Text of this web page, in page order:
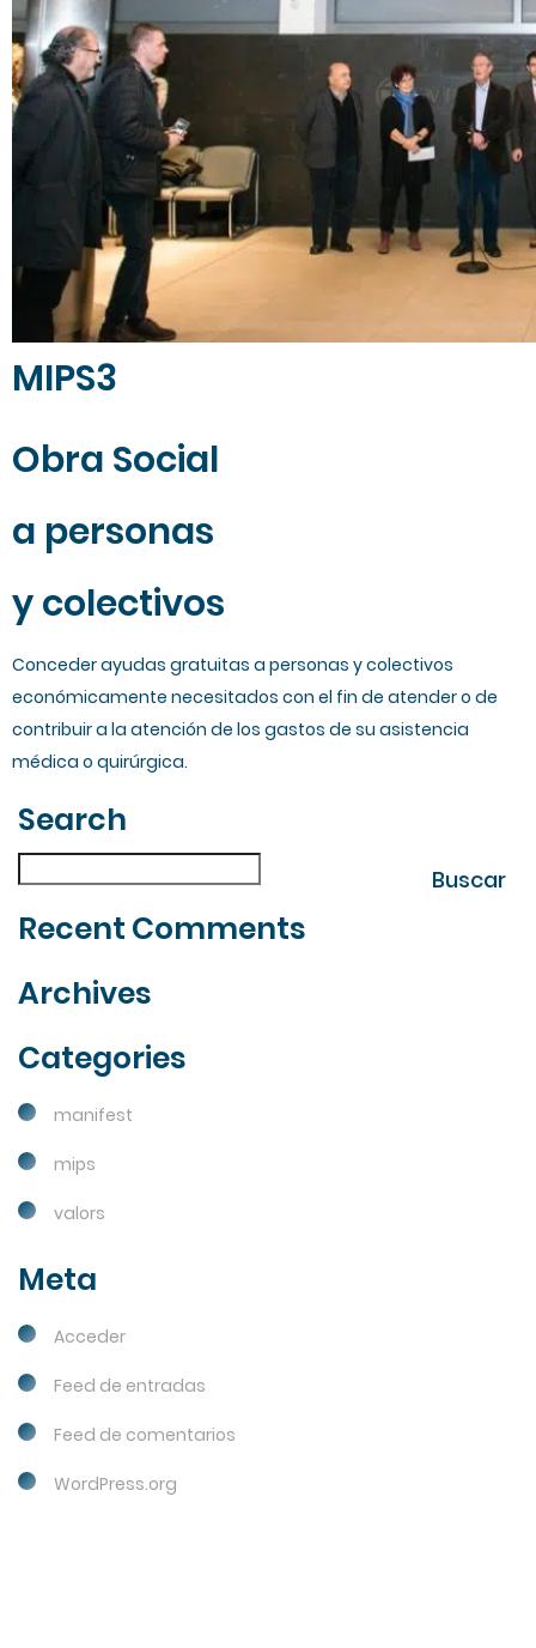
MIPS3
Obra Social
a personas
y colectivos
Conceder ayudas gratuitas a personas y colectivos
económicamente necesitados con el fin de atender o de
contribuir a la atención de los gastos de su asistencia
médica o quirúrgica.
Search
Buscar
Buscar
Recent Comments
Archives
Categories
manifest
mips
valors
Meta
Acceder
Feed de entradas
Feed de comentarios
WordPress.org